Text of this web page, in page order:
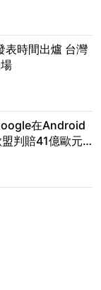
表時間出爐 台灣
在Android
判賠41億歐元